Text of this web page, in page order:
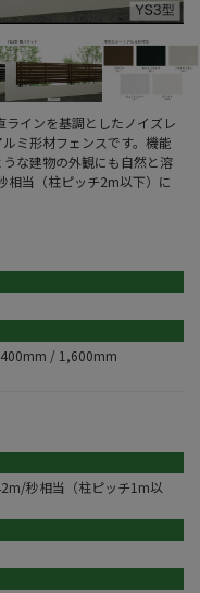
ラインを基調としたノイズレ
ミ形材フェンスです。機能
な建物の外観にも自然と溶
相当（柱ピッチ2m以下）に
/ 1,600mm
秒相当（柱ピッチ1m以